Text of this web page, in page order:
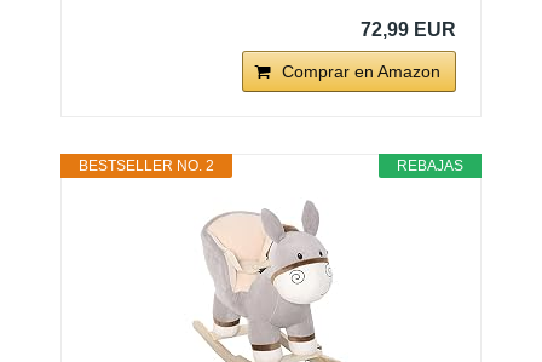
72,99 EUR
Comprar en Amazon
REBAJAS
BESTSELLER NO. 2